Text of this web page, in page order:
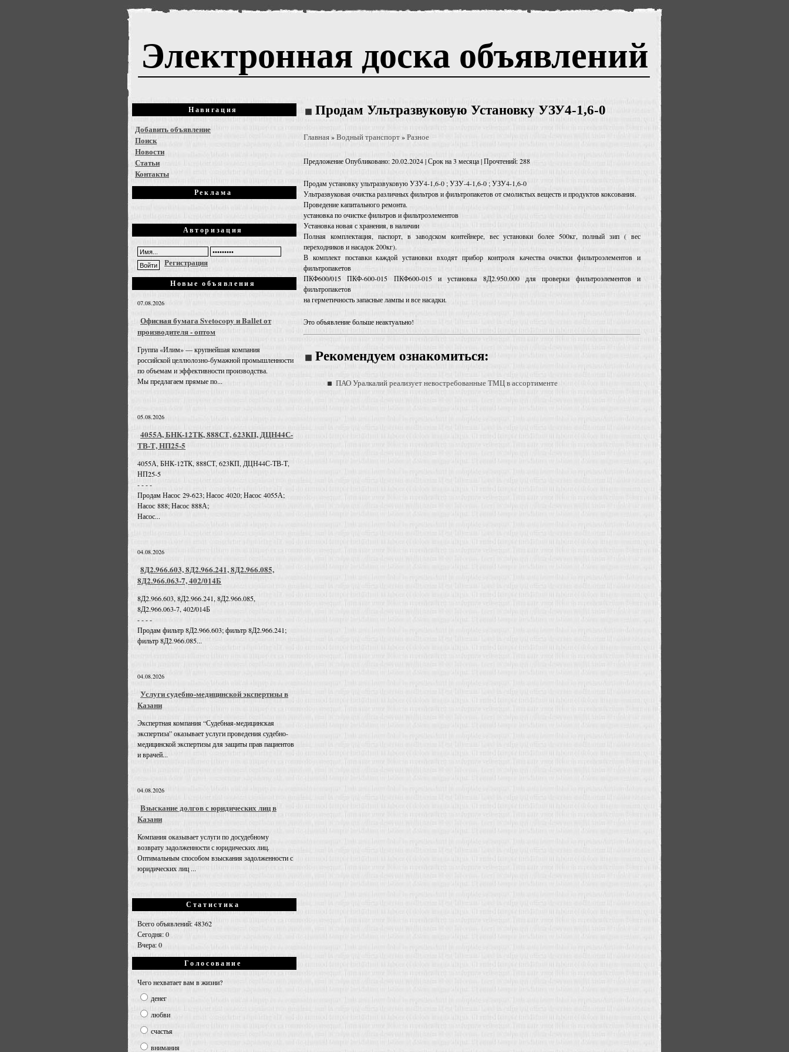
Электронная доска объявлений
Навигация
Добавить объявление
Поиск
Новости
Статьи
Контакты
Реклама
Авторизация
Регистрация
Новые объявления
07.08.2026
Офисная бумага Svetocopy и Ballet от
производителя - оптом
Группа «Илим» — крупнейшая компания
российской целлюлозно-бумажной промышленности
по объемам и эффективности производства.
Мы предлагаем прямые по...
05.08.2026
4055А, БНК-12ТК, 888СТ, 623КП, ДЦН44С-
ТВ-Т, НП25-5
4055А, БНК-12ТК, 888СТ, 623КП, ДЦН44С-ТВ-Т,
НП25-5
- - - -
Продам Насос 29-623; Насос 4020; Насос 4055А;
Насос 888; Насос 888А;
Насос...
04.08.2026
8Д2.966.603, 8Д2.966.241, 8Д2.966.085,
8Д2.966.063-7, 402/014Б
8Д2.966.603, 8Д2.966.241, 8Д2.966.085,
8Д2.966.063-7, 402/014Б
- - - -
Продам фильтр 8Д2.966.603; фильтр 8Д2.966.241;
фильтр 8Д2.966.085...
04.08.2026
Услуги судебно-медицинской экспертизы в
Казани
Экспертная компания “Судебная-медицинская
экспертиза” оказывает услуги проведения судебно-
медицинской экспертизы для защиты прав пациентов
и врачей...
04.08.2026
Взыскание долгов с юридических лиц в
Казани
Компания оказывает услуги по досудебному
возврату задолженности с юридических лиц.
Оптимальным способом взыскания задолженности с
юридических лиц ...
Статистика
Всего объявлений: 48362
Сегодня: 0
Вчера: 0
Голосование
Чего нехватает вам в жизни?
денег
любви
счастья
внимания
Продам Ультразвуковую Установку УЗУ4-1,6-0
Главная»Водный транспорт»Разное
ПредложениеОпубликовано: 20.02.2024 | Срок на 3 месяца | Прочтений: 288
Продам установку ультразвуковую УЗУ4-1,6-0 ; УЗУ-4-1,6-0 ; УЗУ4-1,6-0
Ультразвуковая очистка различных фильтров и фильтропакетов от смолистых веществ и продуктов коксования.
Проведение капитального ремонта.
установка по очистке фильтров и фильтроэлементов
Установка новая с хранения, в наличии
Полная комплектация, паспорт, в заводском контейнере, вес установки более 500кг, полный зип ( вес
переходников и насадок 200кг).
В комплект поставки каждой установки входят прибор контроля качества очистки фильтроэлементов и
фильтропакетов
ПКФ600/015 ПКФ-600-015 ПКФ600-015 и установка 8Д2.950.000 для проверки фильтроэлементов и
фильтропакетов
на герметичность запасные лампы и все насадки.
Это объявление больше неактуально!
Рекомендуем ознакомиться:
ПАО Уралкалий реализует невостребованные ТМЦ в ассортименте